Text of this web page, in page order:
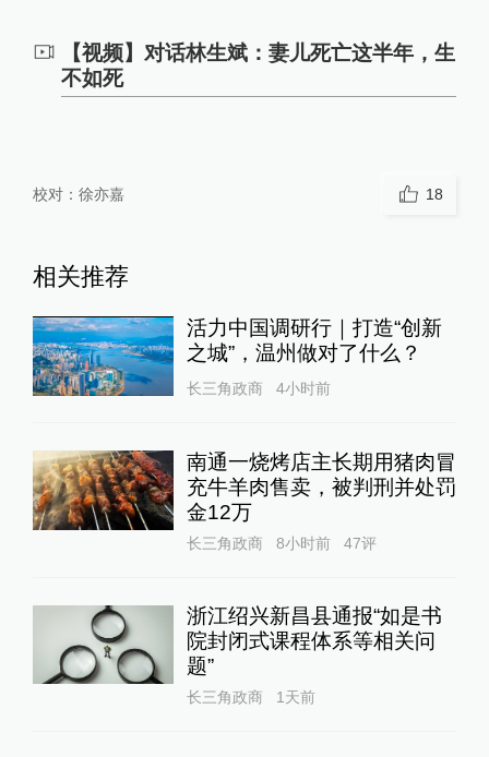
【视频】对话林生斌：妻儿死亡这半年，生
不如死
校对： 徐亦嘉 18
相关推荐
活力中国调研行｜打造“创新
之城”，温州做对了什么？
长三角政商 4小时前
南通一烧烤店主长期用猪肉冒
充牛羊肉售卖，被判刑并处罚
金12万
长三角政商 8小时前 47评
浙江绍兴新昌县通报“如是书
院封闭式课程体系等相关问
题”
长三角政商 1天前